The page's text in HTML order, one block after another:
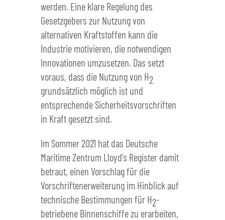
werden. Eine klare Regelung des
Gesetzgebers zur Nutzung von
alternativen Kraftstoffen kann die
Industrie motivieren, die notwendigen
Innovationen umzusetzen. Das setzt
voraus, dass die Nutzung von H2
grundsätzlich möglich ist und
entsprechende Sicherheitsvorschriften
in Kraft gesetzt sind.
Im Sommer 2021 hat das Deutsche
Maritime Zentrum Lloyd’s Register damit
betraut, einen Vorschlag für die
Vorschriftenerweiterung im Hinblick auf
technische Bestimmungen für H2-
betriebene Binnenschiffe zu erarbeiten,